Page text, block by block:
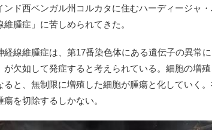
ド西ベンガル州コルカタに住むハーディージャ
維腫症」に苦しめられてきた。
線維腫症は、第17番染色体にある遺伝子の異常
が欠如して発症すると考えられている。細胞の増
ると、無制限に増殖した細胞が腫瘍と化していく
瘍を切除するしかない。